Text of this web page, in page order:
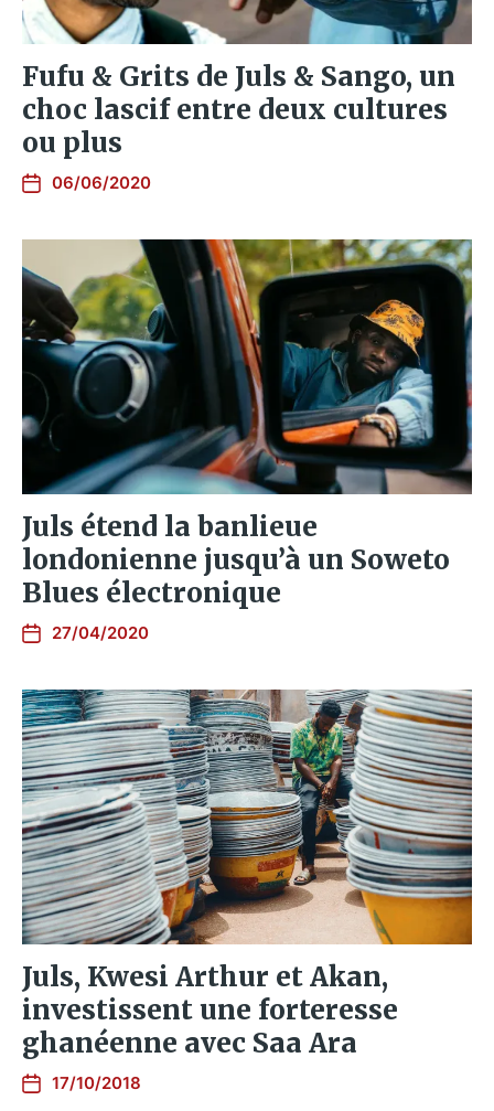
Fufu & Grits de Juls & Sango, un
choc lascif entre deux cultures
ou plus
06/06/2020
Juls étend la banlieue
londonienne jusqu’à un Soweto
Blues électronique
27/04/2020
Juls, Kwesi Arthur et Akan,
investissent une forteresse
ghanéenne avec Saa Ara
17/10/2018